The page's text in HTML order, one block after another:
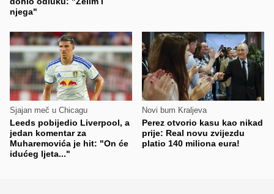
njega"
Sjajan meč u Chicagu
Leeds pobijedio Liverpool, a
jedan komentar za
Muharemovića je hit: "On će
idućeg ljeta..."
Novi bum Kraljeva
Perez otvorio kasu kao nikad
prije: Real novu zvijezdu
platio 140 miliona eura!